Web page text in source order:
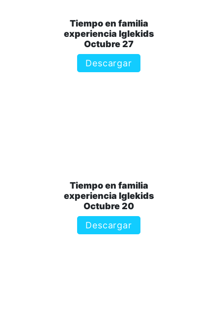
Tiempo en familia
experiencia Iglekids
Octubre 27
Descargar
Tiempo en familia
experiencia Iglekids
Octubre 20
Descargar